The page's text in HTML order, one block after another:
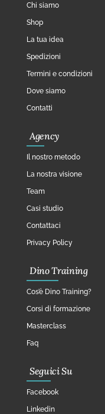
Chi siamo
Shop
La tua idea
Spedizioni
Termini e condizioni
Dove siamo
Contatti
Agency
Il nostro metodo
La nostra visione
Team
Casi studio
Contattaci
Privacy Policy
Dino Training
Cos’è Dino Training?
Corsi di formazione
Masterclass
Faq
Seguici Su
Facebook
Linkedin